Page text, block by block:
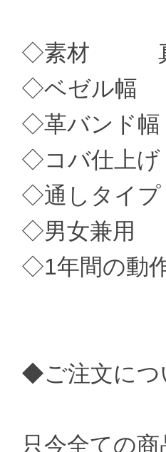
◇素材 真
◇ベゼル
◇革バンド
◇コバ仕
◇通しタイ
◇男女兼用
◇1年間の動
◆ご注文に
只今全ての